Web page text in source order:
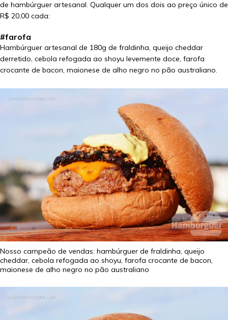
de hambúrguer artesanal. Qualquer um dos dois ao preço único de
R$ 20,00 cada:
#farofa
Hambúrguer artesanal de 180g de fraldinha, queijo cheddar
derretido, cebola refogada ao shoyu levemente doce, farofa
crocante de bacon, maionese de alho negro no pão australiano.
Nosso campeão de vendas: hambúrguer de fraldinha, queijo
cheddar, cebola refogada ao shoyu, farofa crocante de bacon,
maionese de alho negro no pão australiano